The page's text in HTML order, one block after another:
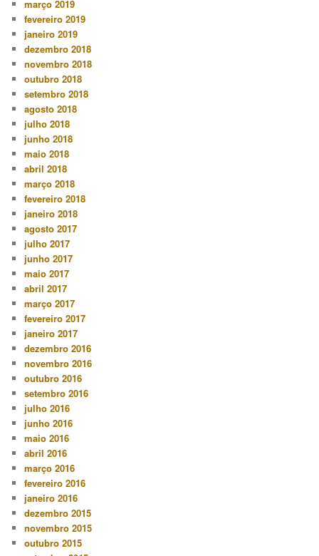
março 2019
fevereiro 2019
janeiro 2019
dezembro 2018
novembro 2018
outubro 2018
setembro 2018
agosto 2018
julho 2018
junho 2018
maio 2018
abril 2018
março 2018
fevereiro 2018
janeiro 2018
agosto 2017
julho 2017
junho 2017
maio 2017
abril 2017
março 2017
fevereiro 2017
janeiro 2017
dezembro 2016
novembro 2016
outubro 2016
setembro 2016
julho 2016
junho 2016
maio 2016
abril 2016
março 2016
fevereiro 2016
janeiro 2016
dezembro 2015
novembro 2015
outubro 2015